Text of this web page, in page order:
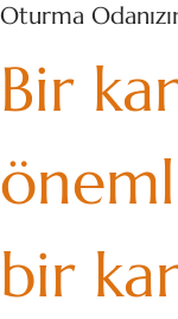
Oturma
Bir
bir